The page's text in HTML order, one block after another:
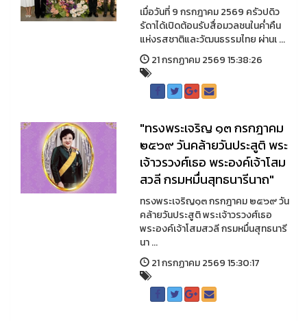
เมื่อวันที่ 9 กรกฎาคม 2569 ครัวปดิว
รัดาได้เปิดต้อนรับสื่อมวลชนในค่ำคืน
แห่งรสชาติและวัฒนธรรมไทย ผ่านเ ...
21 กรกฏาคม 2569 15:38:26
"ทรงพระเจริญ ๑๓ กรกฎาคม
๒๕๖๙ วันคล้ายวันประสูติ พระ
เจ้าวรวงศ์เธอ พระองค์เจ้าโสม
สวลี กรมหมื่นสุทธนารีนาถ"
ทรงพระเจริญ๑๓ กรกฎาคม ๒๕๖๙ วัน
คล้ายวันประสูติ พระเจ้าวรวงศ์เธอ
พระองค์เจ้าโสมสวลี กรมหมื่นสุทธนารี
นา ...
21 กรกฏาคม 2569 15:30:17